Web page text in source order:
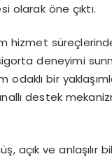
olarak öne çıktı.
hizmet
deneyimi
bir
destek
açık ve anlaşılır